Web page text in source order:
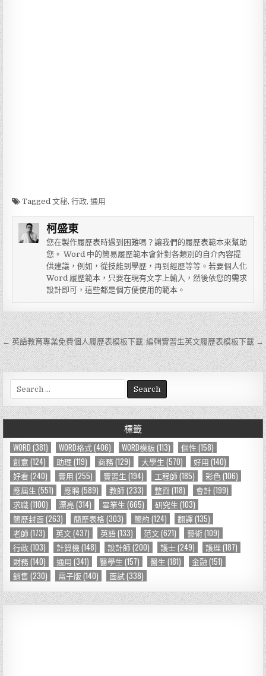
Tagged文秘,行政,通用
柯盛東
您在製作履歷表時遇到困難嗎？讓我們的履歷表範本來幫助
您。 Word 中的簡易履歷範本會針對各類別的自介內容提
供建議，例如，從技能到學歷，再到經歷等等。若要個人化
Word 履歷範本，只要在現有文字上輸入，然後依您的需求
設計即可，這些都是個方便使用的範本。
文
章
導
覽
← 英語教育專業免費個人履歷表模板下載 編輯實習生英文履歷表模板下載 →
e
a
r
h
f
o
r
標籤
WORD (381) WORD格式(406) WORD模板(113) 個性 (158)
創意 (124) 助理 (119) 商務(129) 大學生 (570) 好用 (140)
好看 (240) 實用 (255) 實習生 (194) 工程師(185) 彩色 (106)
應屆生 (551) 應聘(589) 教師(233) 整齊(118) 會計(199)
求職(1100) 漂亮 (314) 畢業生 (665) 研究生 (103)
簡歷封面(263) 簡歷表格(303) 簡約 (124) 翻譯(135)
老師(173) 英文(437) 英語(133) 范文(621) 藝術(109)
行政(103) 計算機 (148) 設計師(200) 護士(249) 護理 (187)
財務(140) 通用 (341) 醫學生 (157) 醫生 (181) 金融 (151)
銷售 (230) 電子版 (140) 面試(338)